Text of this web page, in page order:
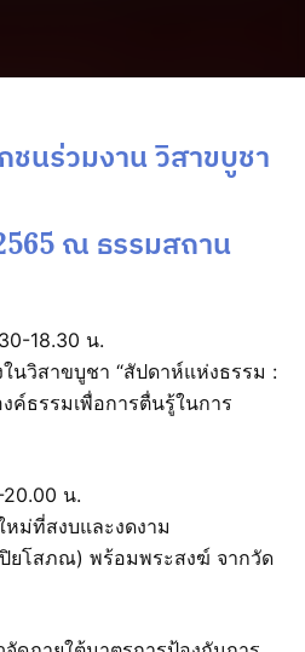
นร่วมงาน วิสาขบูชา
ณ ธรรมสถาน
18.30 น.
นวิสาขบูชา “สัปดาห์แห่งธรรม :
ค์ธรรมเพื่อการตื่นรู้ในการ
20.00 น.
หม่ที่สงบและงดงาม
ยโสภณ) พร้อมพระสงฆ์ จากวัด